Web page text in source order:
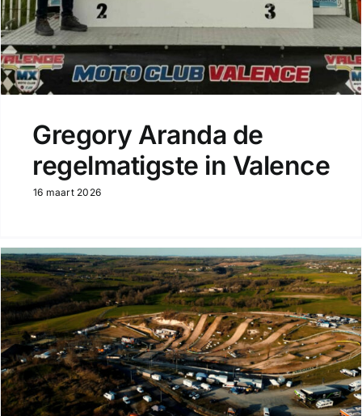
Gregory Aranda de
regelmatigste in Valence
16 maart 2026